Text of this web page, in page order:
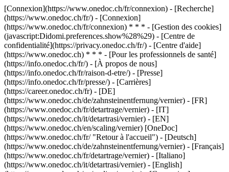
[Connexion](https://www.onedoc.ch/fr/connexion) - [Recherche]
(https://www.onedoc.ch/fr/) - [Connexion]
(https://www.onedoc.ch/fr/connexion) * * * - [Gestion des cookies]
(javascript:Didomi.preferences.show%28%29) - [Centre de
confidentialité](https://privacy.onedoc.ch/fr/) - [Centre d'aide]
(https://www.onedoc.ch) * * * - [Pour les professionnels de santé]
(https://info.onedoc.ch/fr/) - [À propos de nous]
(https://info.onedoc.ch/fr/raison-d-etre/) - [Presse]
(https://info.onedoc.ch/fr/presse/) - [Carrières]
(https://career.onedoc.ch/fr) - [DE]
(https://www.onedoc.ch/de/zahnsteinentfernung/vernier) - [FR]
(https://www.onedoc.ch/fr/detartrage/vernier) - [IT]
(https://www.onedoc.ch/it/detartrasi/vernier) - [EN]
(https://www.onedoc.ch/en/scaling/vernier) [OneDoc]
(https://www.onedoc.ch/fr/ "Retour à l'accueil") - [Deutsch]
(https://www.onedoc.ch/de/zahnsteinentfernung/vernier) - [Français]
(https://www.onedoc.ch/fr/detartrage/vernier) - [Italiano]
(https://www.onedoc.ch/it/detartrasi/vernier) - [English]